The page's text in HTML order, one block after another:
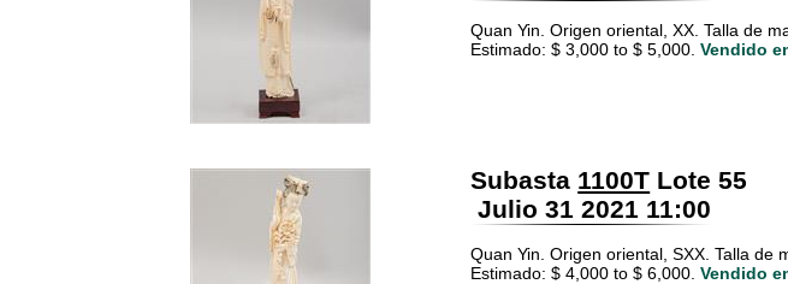
Quan Yin. Origen oriental, XX. Talla de
Estimado: $ 3,000 to $ 5,000. Vendido
Subasta 1100T Lote 55
Julio 31 2021 11:00
Quan Yin. Origen oriental, SXX. Talla de
Estimado: $ 4,000 to $ 6,000. Vendido